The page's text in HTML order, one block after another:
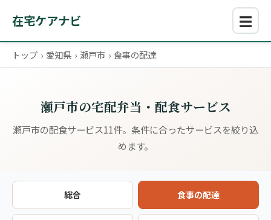
在宅ケアナビ ☰
トップ › 愛知県 › 瀬戸市 › 食事の配達
瀬戸市の宅配弁当・配食サービス
瀬戸市の配食サービス11件。条件に合ったサービスを絞り込
めます。
総合 食事の配達